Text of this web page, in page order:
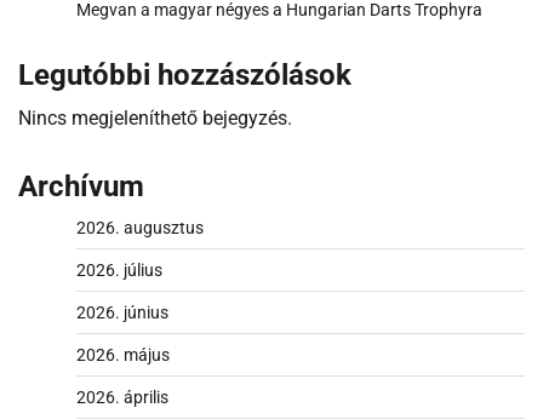
Megvan a magyar négyes a Hungarian Darts Trophyra
Legutóbbi hozzászólások
Nincs megjeleníthető bejegyzés.
Archívum
2026. augusztus
2026. július
2026. június
2026. május
2026. április